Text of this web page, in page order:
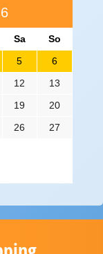
Sa
So
5
6
12
13
19
20
26
27